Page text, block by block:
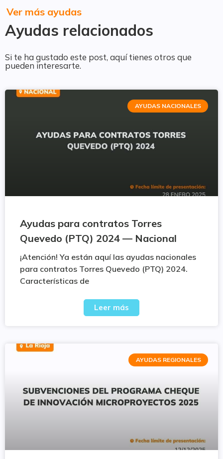
Ayudas relacionados
Ver más ayudas
Si te ha gustado este post, aquí tienes otros que
pueden interesarte.
AYUDAS NACIONALES
Ayudas para contratos Torres
Quevedo (PTQ) 2024 — Nacional
¡Atención! Ya están aquí las ayudas nacionales
para contratos Torres Quevedo (PTQ) 2024.
Características de
Leer más
AYUDAS REGIONALES